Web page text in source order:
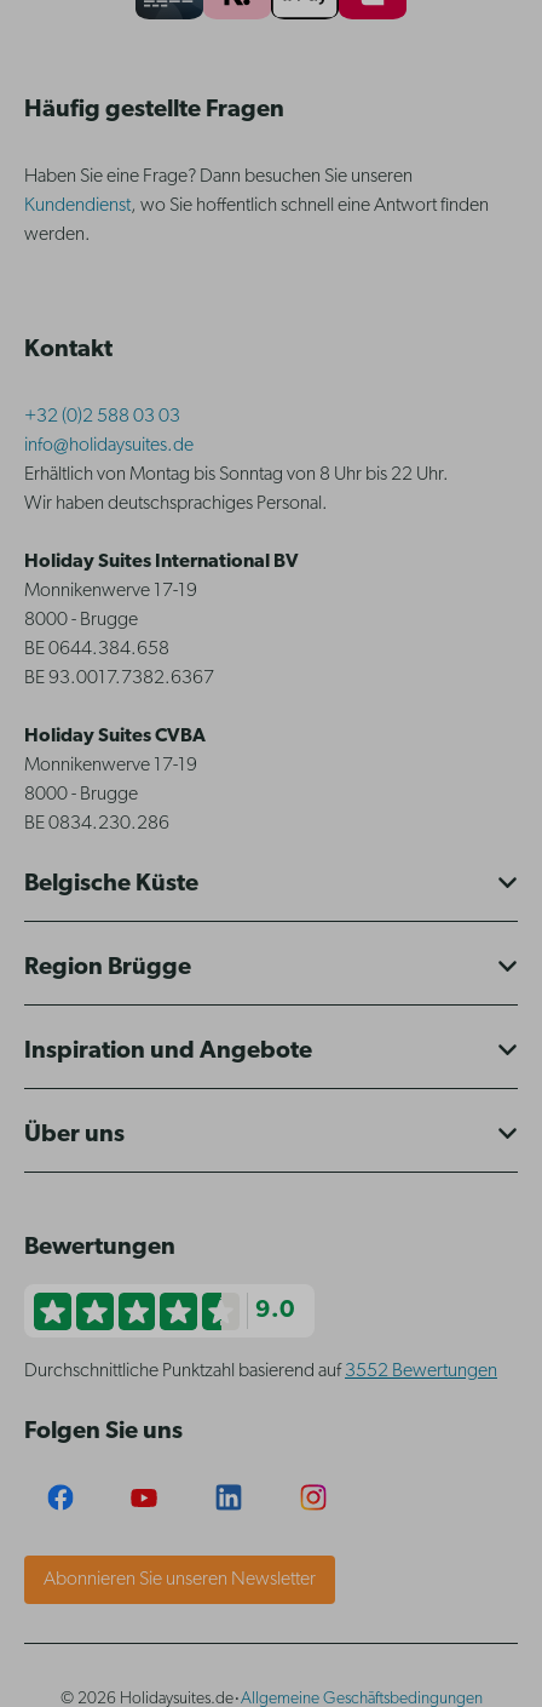
Häufig gestellte Fragen
Haben Sie eine Frage? Dann besuchen Sie unseren
Kundendienst, wo Sie hoffentlich schnell eine Antwort finden
werden.
Kontakt
+32 (0)2 588 03 03
info@holidaysuites.de
Erhältlich von Montag bis Sonntag von 8 Uhr bis 22 Uhr.
Wir haben deutschsprachiges Personal.
Holiday Suites International BV
Monnikenwerve 17-19
8000 - Brugge
BE 0644.384.658
BE 93.0017.7382.6367
Holiday Suites CVBA
Monnikenwerve 17-19
8000 - Brugge
BE 0834.230.286
Belgische Küste
Region Brügge
Inspiration und Angebote
Über uns
Bewertungen
9.0
Durchschnittliche Punktzahl basierend auf 3552 Bewertungen
Folgen Sie uns
Abonnieren Sie unseren Newsletter
© 2026 Holidaysuites.de·Allgemeine Geschäftsbedingungen